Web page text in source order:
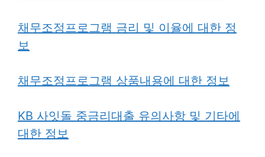
채무조정프로그램 금리 및 이율에 대한 정
보
채무조정프로그램 상품내용에 대한 정보
KB 사잇돌 중금리대출 유의사항 및 기타에
대한 정보